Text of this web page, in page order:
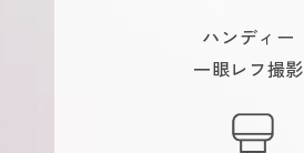
ハンディー
一眼レフ撮影